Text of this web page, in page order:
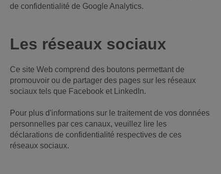
de confidentialité de Google Analytics.
Les réseaux sociaux
Ce site Web comprend des boutons permettant de
promouvoir ou de partager des pages sur les réseaux
sociaux tels que Facebook et LinkedIn.
Pour plus d'informations sur le traitement de vos données
personnelles par ces canaux, veuillez lire les
déclarations de confidentialité respectives de ces
réseaux sociaux.